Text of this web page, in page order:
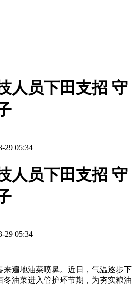
人员下田支招 守
29 05:34
人员下田支招 守
29 05:34
遍地油菜喷鼻。近日，气温逐步下
冬油菜进入管护环节期，为夯实粮油